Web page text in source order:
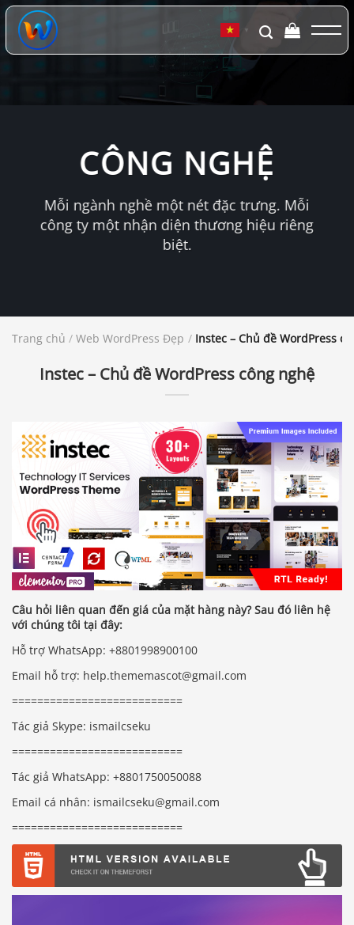
Chuyển
đến
dung
▼
CÔNG NGHỆ
Mỗi ngành nghề một nét đặc trưng. Mỗi
công ty một nhận diện thương hiệu riêng
biệt.
Trang chủ / Web WordPress Đẹp / Instec – Chủ đề WordPress
Instec – Chủ đề WordPress công nghệ
Câu hỏi liên quan đến giá của mặt hàng này? Sau đó liên hệ
với chúng tôi tại đây:
Hỗ trợ WhatsApp: +8801998900100
Email hỗ trợ: help.thememascot@gmail.com
===========================
Tác giả Skype: ismailcseku
===========================
Tác giả WhatsApp: +8801750050088
Email cá nhân: ismailcseku@gmail.com
===========================